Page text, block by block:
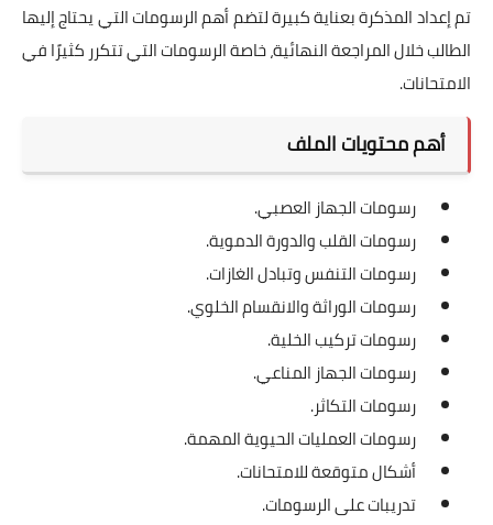
تم إعداد المذكرة بعناية كبيرة لتضم أهم الرسومات التي يحتاج إليها
الطالب خلال المراجعة النهائية، خاصة الرسومات التي تتكرر كثيرًا في
الامتحانات.
أهم محتويات الملف
رسومات الجهاز العصبي.
رسومات القلب والدورة الدموية.
رسومات التنفس وتبادل الغازات.
رسومات الوراثة والانقسام الخلوي.
رسومات تركيب الخلية.
رسومات الجهاز المناعي.
رسومات التكاثر.
رسومات العمليات الحيوية المهمة.
أشكال متوقعة للامتحانات.
تدريبات على الرسومات.